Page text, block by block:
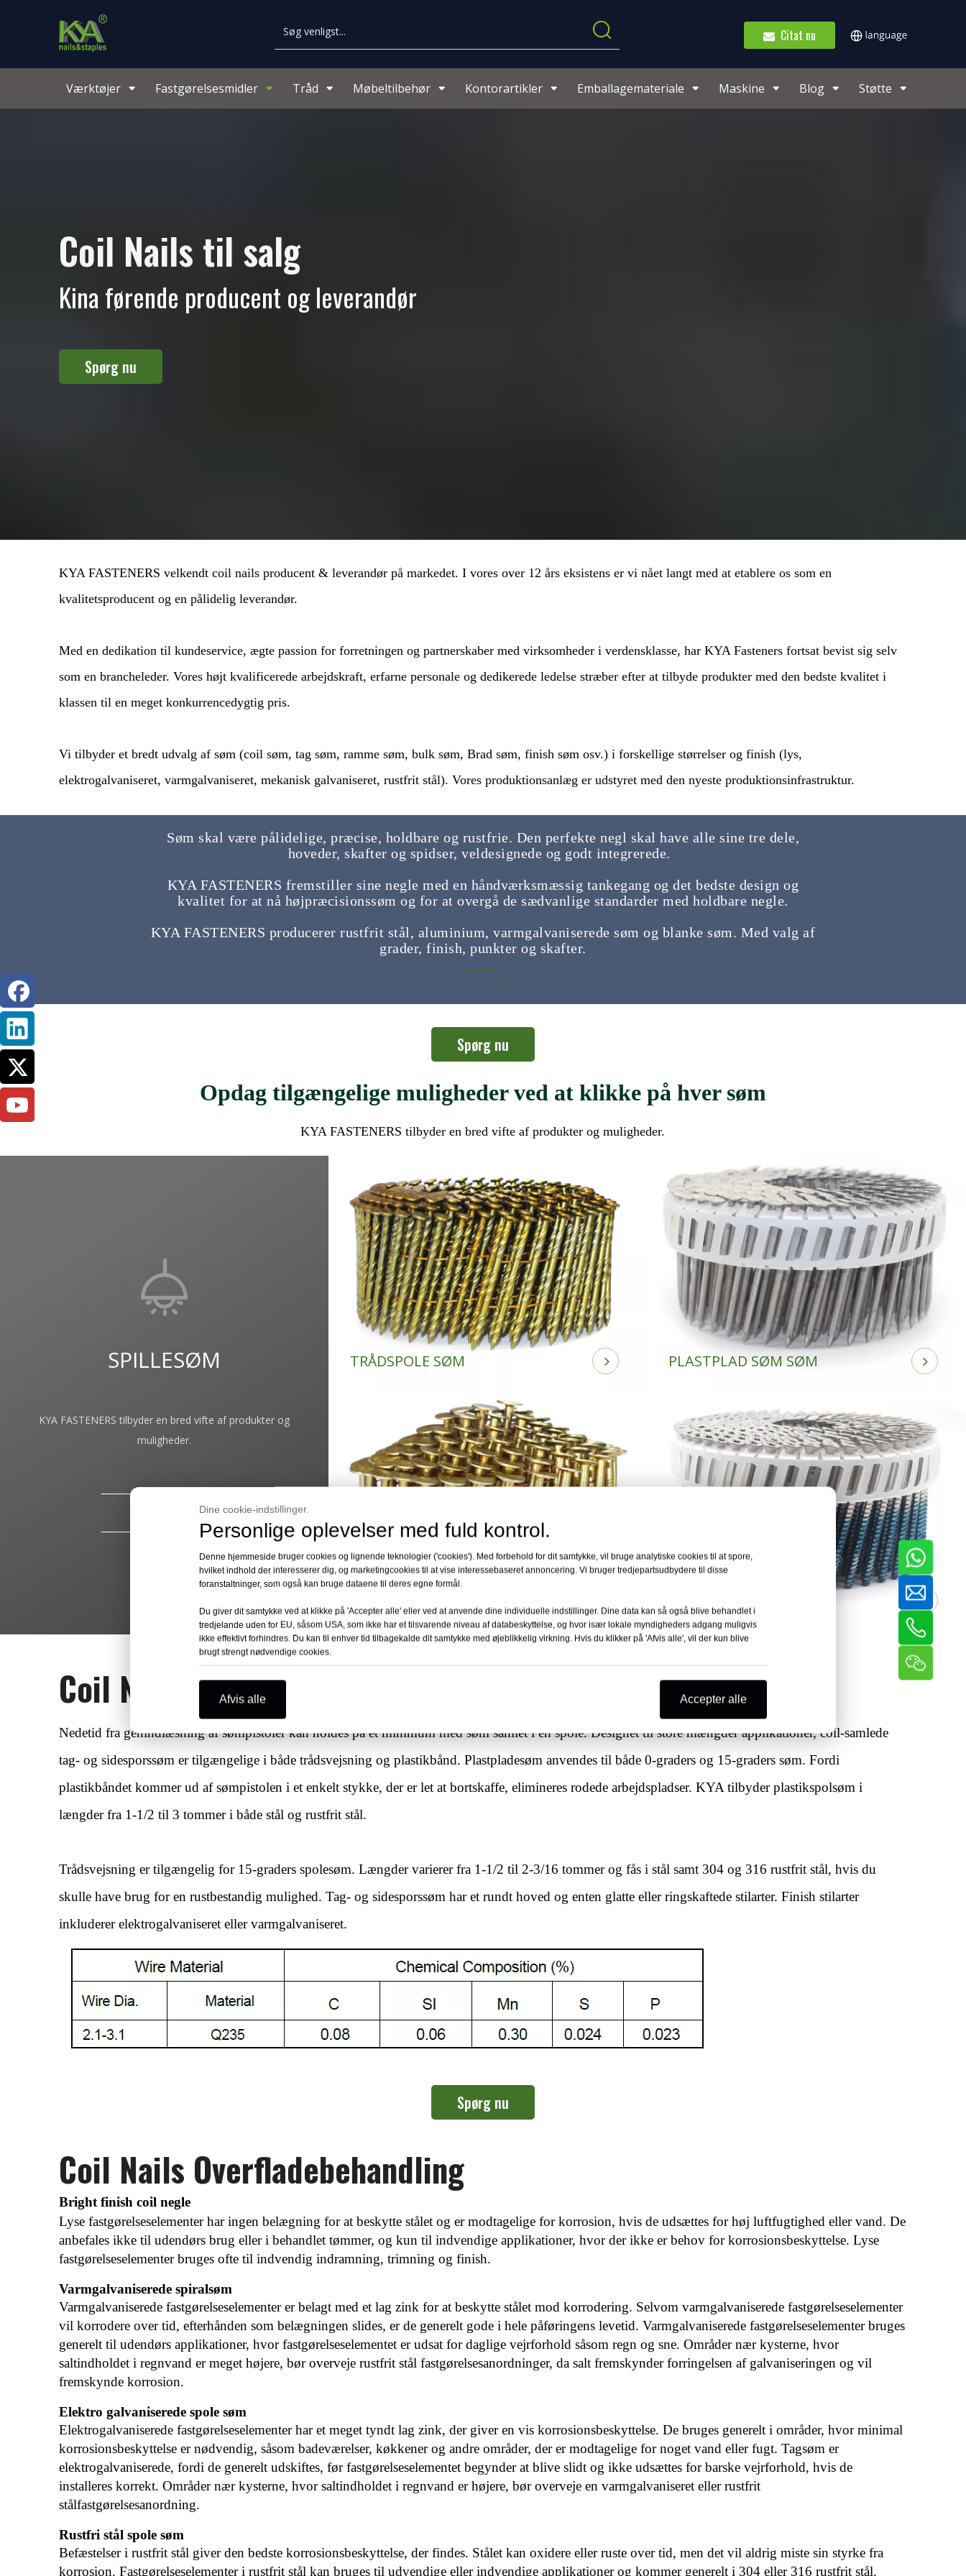
Citat nu
Værktøjer Fastgørelsesmidler Tråd Møbeltilbehør Kontorartikler Emballagemateriale Maskine Blog Støtte
Coil Nails til salg
Kina førende producent og leverandør
Spørg nu
KYA FASTENERS velkendt coil nails producent & leverandør på markedet. I vores over 12 års eksistens er vi nået langt med at etablere os som en
kvalitetsproducent og en pålidelig leverandør.
Med en dedikation til kundeservice, ægte passion for forretningen og partnerskaber med virksomheder i verdensklasse, har KYA Fasteners fortsat bevist sig selv
som en brancheleder. Vores højt kvalificerede arbejdskraft, erfarne personale og dedikerede ledelse stræber efter at tilbyde produkter med den bedste kvalitet i
klassen til en meget konkurrencedygtig pris.
Vi tilbyder et bredt udvalg af søm (coil søm, tag søm, ramme søm, bulk søm, Brad søm, finish søm osv.) i forskellige størrelser og finish (lys,
elektrogalvaniseret, varmgalvaniseret, mekanisk galvaniseret, rustfrit stål). Vores produktionsanlæg er udstyret med den nyeste produktionsinfrastruktur.
Søm skal være pålidelige, præcise, holdbare og rustfrie. Den perfekte negl skal have alle sine tre dele,
hoveder, skafter og spidser, veldesignede og godt integrerede.
KYA FASTENERS fremstiller sine negle med en håndværksmæssig tankegang og det bedste design og
kvalitet for at nå højpræcisionssøm og for at overgå de sædvanlige standarder med holdbare negle.
KYA FASTENERS producerer rustfrit stål, aluminium, varmgalvaniserede søm og blanke søm. Med valg af
grader, finish, punkter og skafter.
Spørg nu
Opdag tilgængelige muligheder ved at klikke på hver søm
KYA FASTENERS tilbyder en bred vifte af produkter og muligheder.
SPILLESØM
KYA FASTENERS tilbyder en bred vifte af produkter og
muligheder.​​​​​​​
TRÅDSPOLE SØM PLASTPLAD SØM SØM
Coil Nails Materiale
Nedetid fra genindlæsning af sømpistoler kan holdes på et minimum med søm samlet i en spole. Designet til store mængder applikationer, coil-samlede
tag- og sidesporssøm er tilgængelige i både trådsvejsning og plastikbånd. Plastpladesøm anvendes til både 0-graders og 15-graders søm. Fordi
plastikbåndet kommer ud af sømpistolen i et enkelt stykke, der er let at bortskaffe, elimineres rodede arbejdspladser. KYA tilbyder plastikspolsøm i
længder fra 1-1/2 til 3 tommer i både stål og rustfrit stål.
Trådsvejsning er tilgængelig for 15-graders spolesøm. Længder varierer fra 1-1/2 til 2-3/16 tommer og fås i stål samt 304 og 316 rustfrit stål, hvis du
skulle have brug for en rustbestandig mulighed. Tag- og sidesporssøm har et rundt hoved og enten glatte eller ringskaftede stilarter. Finish stilarter
inkluderer elektrogalvaniseret eller varmgalvaniseret.
Spørg nu
Coil Nails Overfladebehandling
Bright finish coil negle
Lyse fastgørelseselementer har ingen belægning for at beskytte stålet og er modtagelige for korrosion, hvis de udsættes for høj luftfugtighed eller vand. De
anbefales ikke til udendørs brug eller i behandlet tømmer, og kun til indvendige applikationer, hvor der ikke er behov for korrosionsbeskyttelse. Lyse
fastgørelseselementer bruges ofte til indvendig indramning, trimning og finish.
Varmgalvaniserede spiralsøm
Varmgalvaniserede fastgørelseselementer er belagt med et lag zink for at beskytte stålet mod korrodering. Selvom varmgalvaniserede fastgørelseselementer
vil korrodere over tid, efterhånden som belægningen slides, er de generelt gode i hele påføringens levetid. Varmgalvaniserede fastgørelseselementer bruges
generelt til udendørs applikationer, hvor fastgørelseselementet er udsat for daglige vejrforhold såsom regn og sne. Områder nær kysterne, hvor
saltindholdet i regnvand er meget højere, bør overveje rustfrit stål fastgørelsesanordninger, da salt fremskynder forringelsen af ​​galvaniseringen og vil
fremskynde korrosion.
Elektro galvaniserede spole søm
Elektrogalvaniserede fastgørelseselementer har et meget tyndt lag zink, der giver en vis korrosionsbeskyttelse. De bruges generelt i områder, hvor minimal
korrosionsbeskyttelse er nødvendig, såsom badeværelser, køkkener og andre områder, der er modtagelige for noget vand eller fugt. Tagsøm er
elektrogalvaniserede, fordi de generelt udskiftes, før fastgørelseselementet begynder at blive slidt og ikke udsættes for barske vejrforhold, hvis de
installeres korrekt. Områder nær kysterne, hvor saltindholdet i regnvand er højere, bør overveje en varmgalvaniseret eller rustfrit
stålfastgørelsesanordning.
Rustfri stål spole søm
Befæstelser i rustfrit stål giver den bedste korrosionsbeskyttelse, der findes. Stålet kan oxidere eller ruste over tid, men det vil aldrig miste sin styrke fra
korrosion. Fastgørelseselementer i rustfrit stål kan bruges til udvendige eller indvendige applikationer og kommer generelt i 304 eller 316 rustfrit stål.
Dine cookie-indstillinger.
Personlige oplevelser med fuld kontrol.
Denne hjemmeside bruger cookies og lignende teknologier ('cookies'). Med forbehold for dit samtykke, vil bruge analytiske cookies til at spore,
hvilket indhold der interesserer dig, og marketingcookies til at vise interessebaseret annoncering. Vi bruger tredjepartsudbydere til disse
foranstaltninger, som også kan bruge dataene til deres egne formål.
Du giver dit samtykke ved at klikke på 'Accepter alle' eller ved at anvende dine individuelle indstillinger. Dine data kan så også blive behandlet i
tredjelande uden for EU, såsom USA, som ikke har et tilsvarende niveau af databeskyttelse, og hvor især lokale myndigheders adgang muligvis
ikke effektivt forhindres. Du kan til enhver tid tilbagekalde dit samtykke med øjeblikkelig virkning. Hvis du klikker på 'Afvis alle', vil der kun blive
brugt strengt nødvendige cookies.
Afvis alle Accepter alle